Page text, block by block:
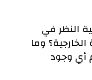
النظر في
وما
أي وجود